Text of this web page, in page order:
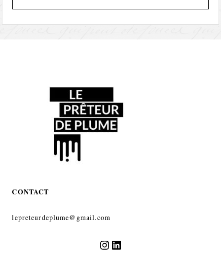
CONTACT
lepreteurdeplume@gmail.com
Instagram
LinkedIn